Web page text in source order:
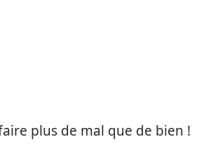
plus de mal que de bien !